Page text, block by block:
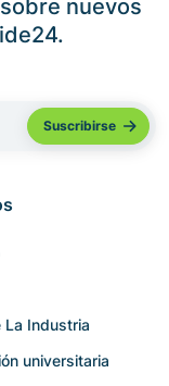
nuevos
La Industria
universitaria